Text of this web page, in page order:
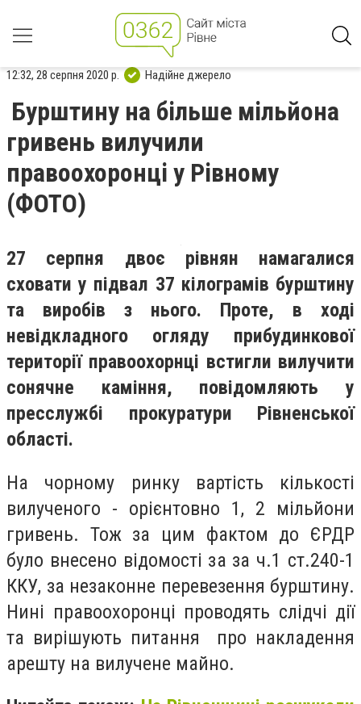
12:32, 28 серпня 2020 р. Надійне джерело
Бурштину на більше мільйона
гривень вилучили
правоохоронці у Рівному
(ФОТО)
27 серпня двоє рівнян намагалися
сховати у підвал 37 кілограмів бурштину
та виробів з нього. Проте, в ході
невідкладного огляду прибудинкової
території правоохорнці встигли вилучити
сонячне каміння, повідомляють у
пресслужбі прокуратури Рівненської
області.
На чорному ринку вартість кількості
вилученого - орієнтовно 1, 2 мільйони
гривень. Тож за цим фактом до ЄРДР
було внесено відомості за за ч.1 ст.240-1
ККУ, за незаконне перевезення бурштину.
Нині правоохоронці проводять слідчі дії
та вирішують питання про накладення
арешту на вилучене майно.